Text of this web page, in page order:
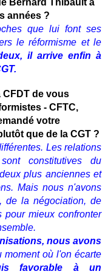
années ?
que lui font ses
le réformisme et le
il arrive enfin à
CFDT de vous
- CFTC,
votre
que de la CGT ?
Les relations
constitutives du
plus anciennes et
Mais nous n'avons
de la négociation, de
pour mieux confronter
nous avons
moment où l'on écarte
favorable à un